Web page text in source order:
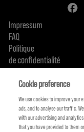
Impressum
FAQ
Politique
de confidentialité
Politique de cookie
Qui sommes-nous
Cookie preference
We use cookies to improve your
ads, and to analyse our traffic.
with our advertising and
that you have provided to them